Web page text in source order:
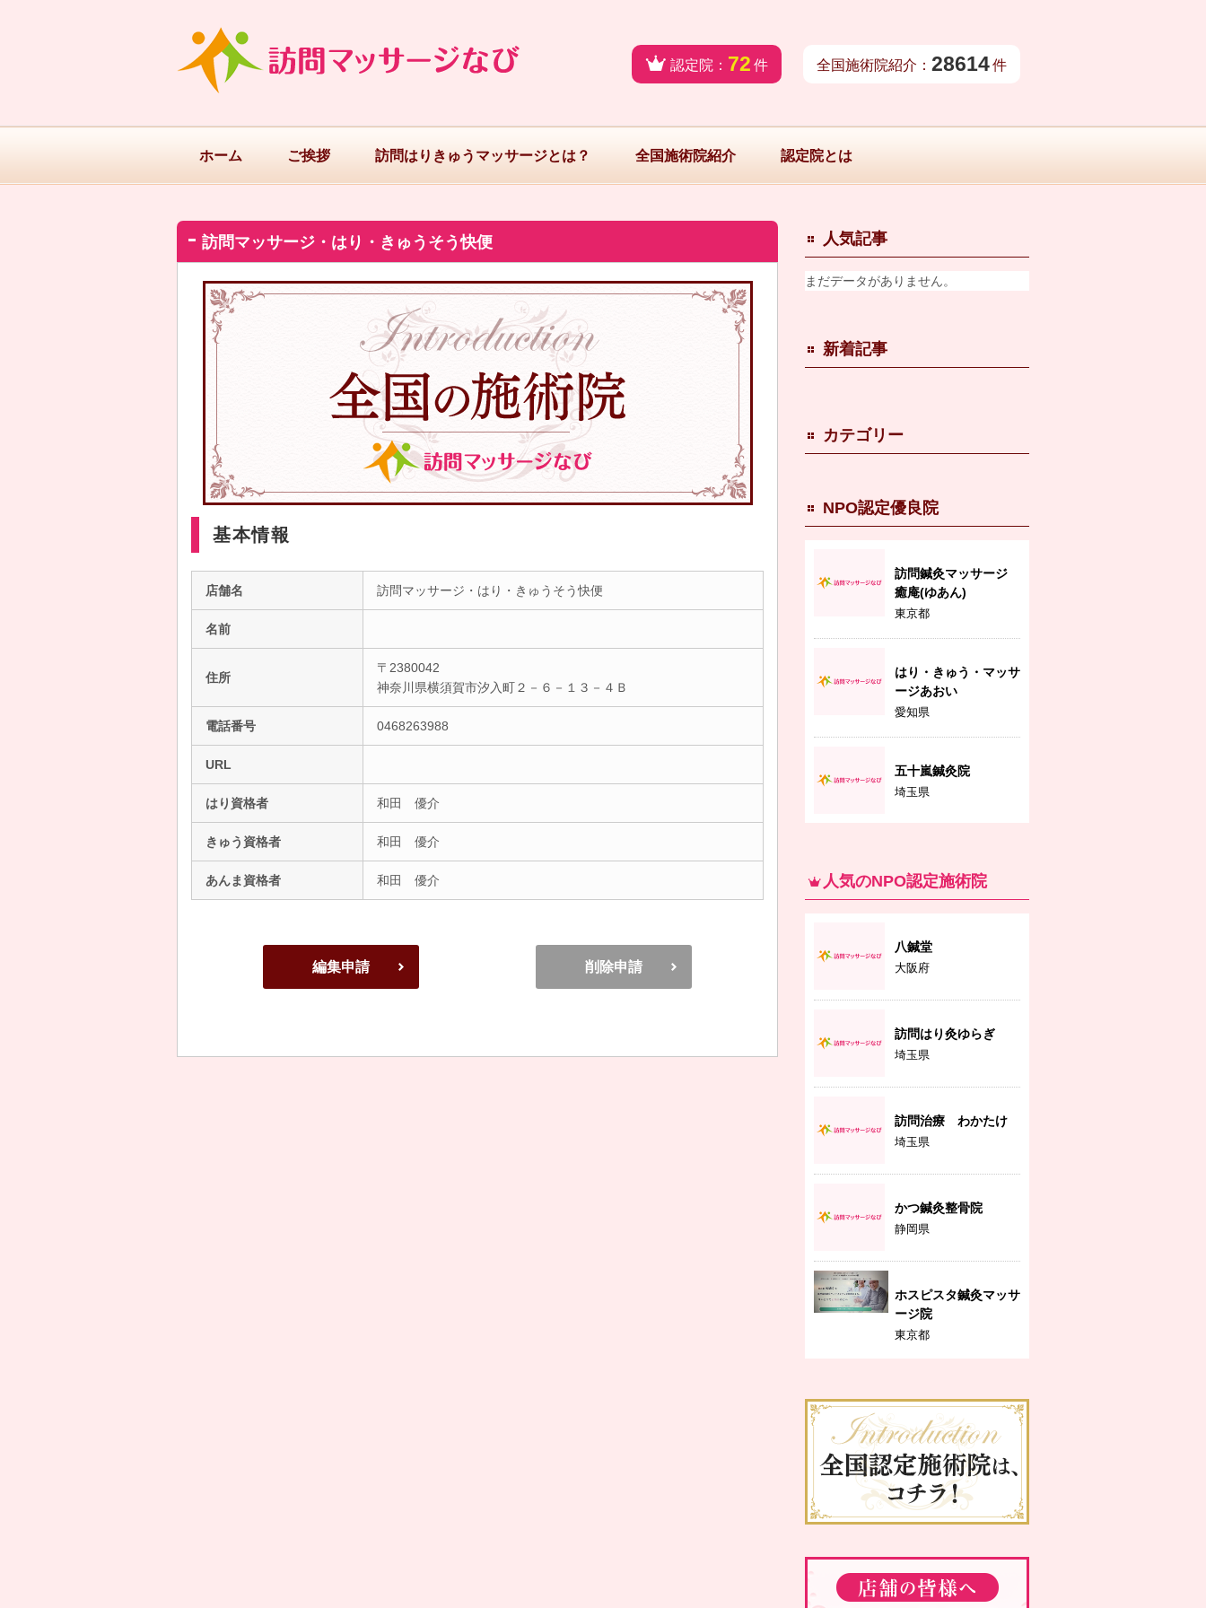
認定院： 72 件 全国施術院紹介： 28614件
ホーム ご挨拶 訪問はりきゅうマッサージとは？ 全国施術院紹介 認定院とは
訪問マッサージ・はり・きゅうそう快便
基本情報
店舗名 訪問マッサージ・はり・きゅうそう快便
名前
住所
〒2380042
神奈川県横須賀市汐入町２－６－１３－４Ｂ
電話番号 0468263988
URL
はり資格者 和田 優介
きゅう資格者 和田 優介
あんま資格者 和田 優介
編集申請 削除申請
人気記事
まだデータがありません。
新着記事
カテゴリー
NPO認定優良院
訪問鍼灸マッサージ
癒庵(ゆあん)
東京都
はり・きゅう・マッサ
ージあおい
愛知県
五十嵐鍼灸院
埼玉県
人気のNPO認定施術院
八鍼堂
大阪府
訪問はり灸ゆらぎ
埼玉県
訪問治療 わかたけ
埼玉県
かつ鍼灸整骨院
静岡県
ホスピスタ鍼灸マッサ
ージ院
東京都